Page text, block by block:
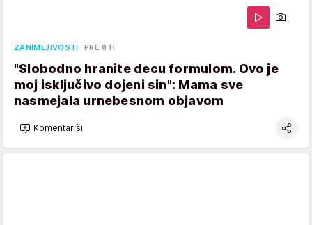
ZANIMLJIVOSTI PRE 8 H
"Slobodno hranite decu formulom. Ovo je
moj isključivo dojeni sin": Mama sve
nasmejala urnebesnom objavom
Komentariši